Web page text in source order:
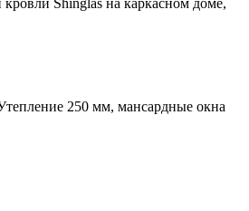
250 мм, мансардные окна